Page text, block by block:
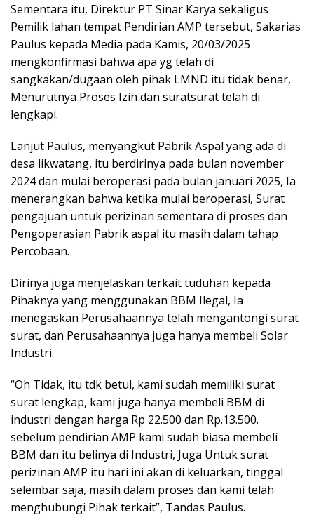
Sementara itu, Direktur PT Sinar Karya sekaligus
Pemilik lahan tempat Pendirian AMP tersebut, Sakarias
Paulus kepada Media pada Kamis, 20/03/2025
mengkonfirmasi bahwa apa yg telah di
sangkakan/dugaan oleh pihak LMND itu tidak benar,
Menurutnya Proses Izin dan suratsurat telah di
lengkapi.
Lanjut Paulus, menyangkut Pabrik Aspal yang ada di
desa likwatang, itu berdirinya pada bulan november
2024 dan mulai beroperasi pada bulan januari 2025, Ia
menerangkan bahwa ketika mulai beroperasi, Surat
pengajuan untuk perizinan sementara di proses dan
Pengoperasian Pabrik aspal itu masih dalam tahap
Percobaan.
Dirinya juga menjelaskan terkait tuduhan kepada
Pihaknya yang menggunakan BBM Ilegal, Ia
menegaskan Perusahaannya telah mengantongi surat
surat, dan Perusahaannya juga hanya membeli Solar
Industri.
“Oh Tidak, itu tdk betul, kami sudah memiliki surat
surat lengkap, kami juga hanya membeli BBM di
industri dengan harga Rp 22.500 dan Rp.13.500.
sebelum pendirian AMP kami sudah biasa membeli
BBM dan itu belinya di Industri, Juga Untuk surat
perizinan AMP itu hari ini akan di keluarkan, tinggal
selembar saja, masih dalam proses dan kami telah
menghubungi Pihak terkait”, Tandas Paulus.